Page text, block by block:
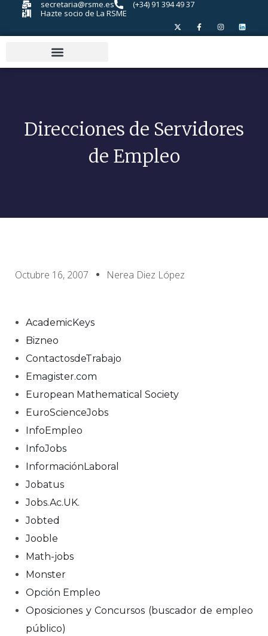
secretaria@rsme.es
(+34) 91 394 49 37
Hazte socio de La RSME
Direcciones de Servidores
de Empleo
Octubre 16, 2007 Nerea Diez López
AcademicKeys
Bizneo
ContactosdeTrabajo
Emagister.com
European Mathematical Society
EuroScienceJobs
InfoEmpleo
InfoJobs
InformaciónLaboral
Jobatus
Jobs.Ac.UK.
Jobted
Jooble
Math-jobs
Monster
Opción Empleo
Oposiciones y Concursos (buscador de empleo
público)